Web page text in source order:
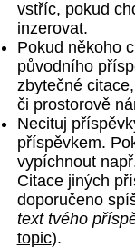
vstříc, pokud
inzerovat.
Pokud někoho
původního
zbytečné
či prostorově
Necituj
příspěvkem.
vypíchnout
Citace jiných
doporučeno
text tvého
topic).